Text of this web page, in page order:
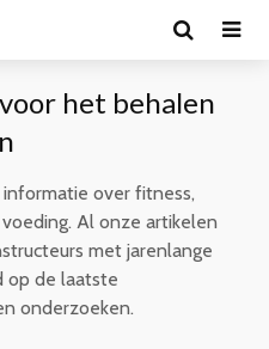
het behalen
over fitness,
Al onze artikelen
met jarenlange
op de laatste
onderzoeken.